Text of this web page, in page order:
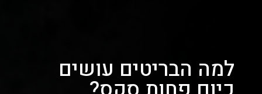
למה הבריטים עושים